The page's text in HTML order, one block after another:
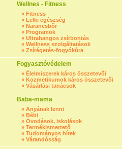
Wellnes - Fitness
» Fitness
» Lelki egészség
» Narancsbőr
» Programok
» Ultrahangos zsírbontás
» Wellness szolgáltatások
» Zsírégetés-fogyókúra
Fogyasztóvédelem
» Élelmiszerek káros összetevői
» Kozmetikumok káros összetevői
» Vásárlási tanácsok
Baba-mama
» Anyának lenni
» Bébi
» Óvodások, iskolások
» Termékismertető
» Tudományos hírek
» Várandósság